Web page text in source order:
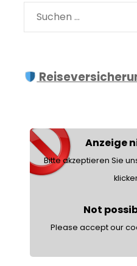
Suchen
nach:
Anzeige
Bitte akzeptieren Sie
Not
Please accept our